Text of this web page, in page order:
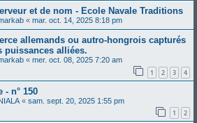
et de nom - Ecole Navale Traditions
« mar. oct. 14, 2025 8:18 pm
allemands ou autro-hongrois capturés
puissances alliées.
« mer. oct. 08, 2025 7:20 am
1 2 3 4
- n° 150
« sam. sept. 20, 2025 1:55 pm
1 2